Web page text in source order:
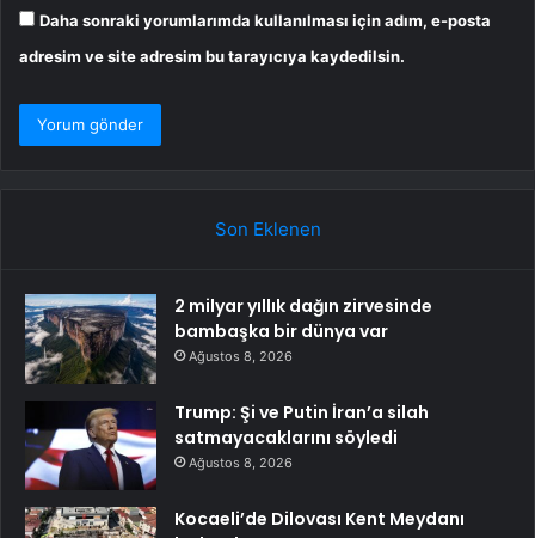
Daha sonraki yorumlarımda kullanılması için adım, e-posta
adresim ve site adresim bu tarayıcıya kaydedilsin.
Son Eklenen
2 milyar yıllık dağın zirvesinde
bambaşka bir dünya var
Ağustos 8, 2026
Trump: Şi ve Putin İran’a silah
satmayacaklarını söyledi
Ağustos 8, 2026
Kocaeli’de Dilovası Kent Meydanı